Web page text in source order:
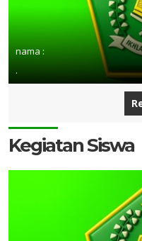
nama :
.
Kegiatan Siswa